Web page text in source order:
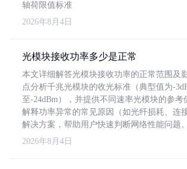
轴荷限值标准
2026年8月4日
光模块接收功率多少是正常
本文详细解答光模块接收功率的正常范围及
点分析千兆光模块的收光标准（典型值为-
至-24dBm），并提供不同速率光模块的参考
解释功率异常的常见原因（如光纤损耗、连
解决方案，帮助用户快速判断网络性能问题。
2026年8月4日